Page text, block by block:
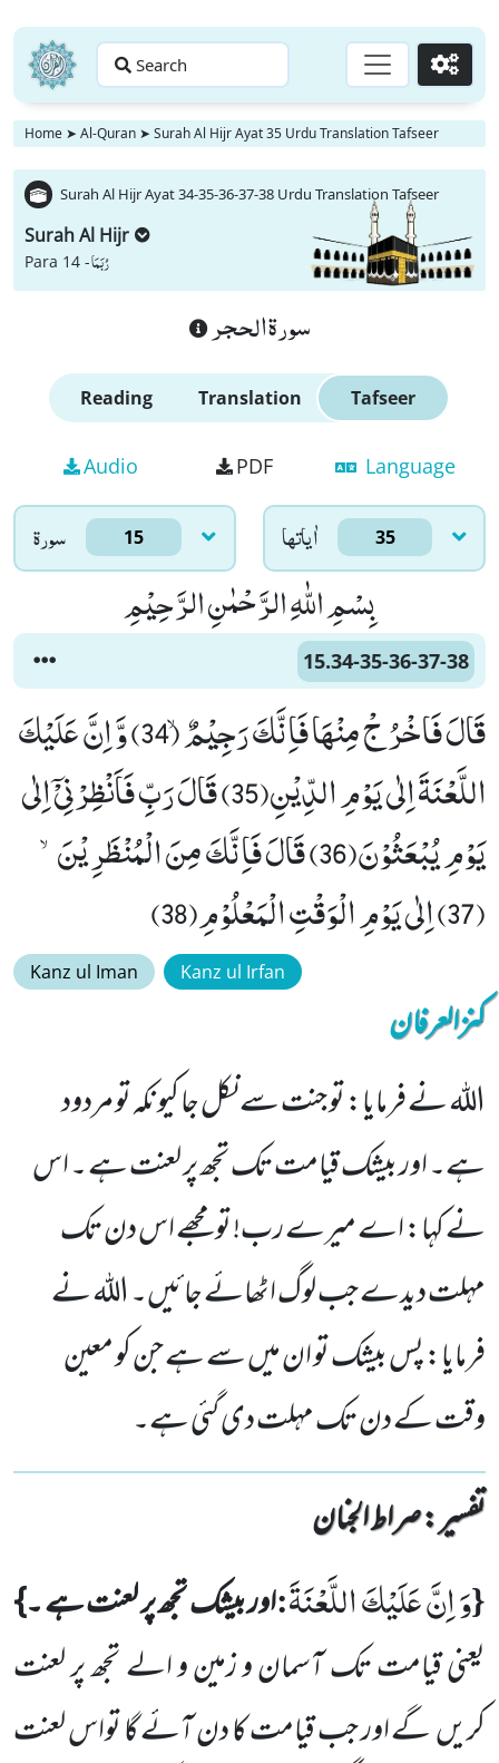
Search Go
Home ➤ Al-Quran ➤ Surah Al Hijr Ayat 35 Urdu Translation Tafseer
Surah Al Hijr Ayat 34-35-36-37-38 Urdu Translation Tafseer
Surah Al Hijr
Para 14 -رُبَمَا
سورة الحجر
Reading Translation Tafseer
Audio PDF Language
سورۃ 15 اٰياتها 35
بِسْمِ اللّٰهِ الرَّحْمٰنِ الرَّحِیْمِ
15.34-35-36-37-38
قَالَ فَاخْرُ جْ مِنْهَا فَاِنَّكَ رَجِیْمٌۙ (34) وَّ اِنَّ عَلَیْكَ
اللَّعْنَةَ اِلٰى یَوْمِ الدِّیْنِ(35) قَالَ رَبِّ فَاَنْظِرْنِیْۤ اِلٰى
یَوْمِ یُبْعَثُوْنَ(36) قَالَ فَاِنَّكَ مِنَ الْمُنْظَرِیْنَۙ
(37) اِلٰى یَوْمِ الْوَقْتِ الْمَعْلُوْمِ(38)
Kanz ul Iman Kanz ul Irfan
کنزالعرفان
اللہ نے فرمایا: تو جنت سے نکل جا کیونکہ تو مردود
ہے۔ اور بیشک قیامت تک تجھ پر لعنت ہے ۔ اس
نے کہا: اے میرے رب! تو مجھے اس دن تک
مہلت دیدے جب لوگ اٹھائے جائیں۔ اللہ نے
فرمایا: پس بیشک تو ان میں سے ہے جن کو معین
وقت کے دن تک مہلت دی گئی ہے۔
تفسیر : ‎صراط الجنان
{وَ اِنَّ عَلَیْكَ اللَّعْنَةَ:اور بیشک تجھ پر لعنت ہے ۔}
یعنی قیامت تک آسمان و زمین و الے تجھ پر لعنت
کریںگے اور جب قیامت کا دن آئے گا تواس لعنت